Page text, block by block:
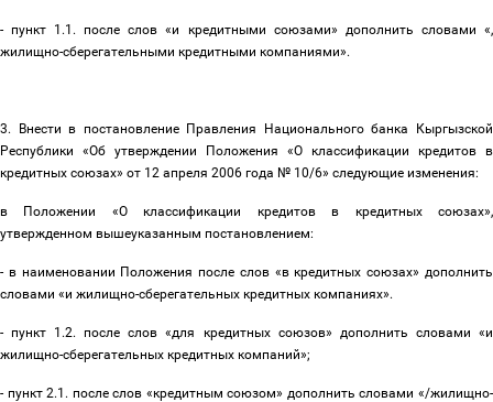
- пункт 1.1. после слов «и кредитными союзами» дополнить словами «,
жилищно-сберегательными кредитными компаниями».
3. Внести в постановление Правления Национального банка Кыргызской
Республики «Об утверждении Положения «О классификации кредитов в
кредитных союзах» от 12 апреля 2006 года № 10/6» следующие изменения:
в Положении «О классификации кредитов в кредитных союзах»,
утвержденном вышеуказанным постановлением:
- в наименовании Положения после слов «в кредитных союзах» дополнить
словами «и жилищно-сберегательных кредитных компаниях».
- пункт 1.2. после слов «для кредитных союзов» дополнить словами «и
жилищно-сберегательных кредитных компаний»;
- пункт 2.1. после слов «кредитным союзом» дополнить словами «/жилищно-